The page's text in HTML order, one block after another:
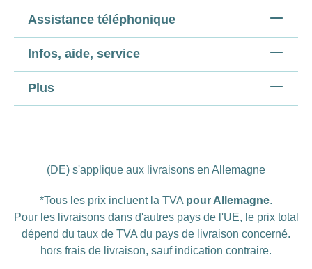
Assistance téléphonique
Infos, aide, service
Plus
(DE) s'applique aux livraisons en Allemagne
*Tous les prix incluent la TVA pour Allemagne.
Pour les livraisons dans d'autres pays de l'UE, le prix total
dépend du taux de TVA du pays de livraison concerné.
hors frais de livraison, sauf indication contraire.